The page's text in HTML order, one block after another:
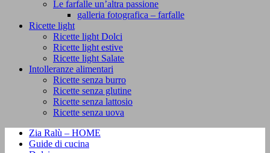
Le farfalle un’altra passione
galleria fotografica – farfalle
Ricette light
Ricette light Dolci
Ricette light estive
Ricette light Salate
Intolleranze alimentari
Ricette senza burro
Ricette senza glutine
Ricette senza lattosio
Ricette senza uova
Zia Ralù – HOME
Guide di cucina